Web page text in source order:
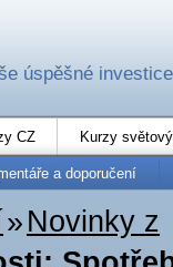
úspěšné investice
CZ Kurzy
a doporučení
» Novinky z